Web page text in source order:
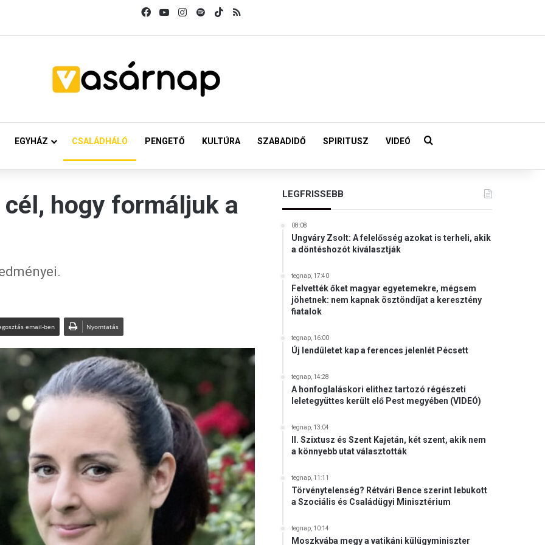
FacebookYouTubeInstagram
SpotifyTikTok
EGYHÁZ CSALÁDHÁLÓ PENGETŐ KULTÚRA SZABADIDŐ SPIRITUSZ VIDEÓ Keresés:
hogy formáljuk a
email-ben Nyomtatás
LEGFRISSEBB
08:08
Ungváry Zsolt: A felelősség azokat is terheli, akik
a döntéshozót kiválasztják
tegnap, 17:40
Felvették őket magyar egyetemekre, mégsem
jöhetnek: nem kapnak ösztöndíjat a keresztény
fiatalok
tegnap, 16:00
Új lendületet kap a ferences jelenlét Pécsett
tegnap, 14:28
A honfoglaláskori elithez tartozó régészeti
leletegyüttes került elő Pest megyében (VIDEÓ)
tegnap, 13:04
II. Szixtusz és Szent Kajetán, két szent, akik nem
a könnyebb utat választották
tegnap, 11:11
Törvénytelenség? Rétvári Bence szerint lebukott
a Szociális és Családügyi Minisztérium
tegnap, 10:14
Moszkvába megy a vatikáni külügyminiszter